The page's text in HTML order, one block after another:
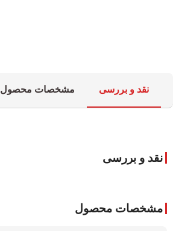
نقد و بررسی مشخصات محصول
نقد و بررسی
مشخصات محصول